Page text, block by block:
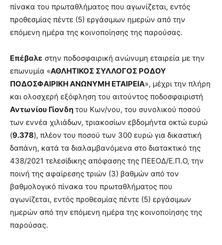
πίνακα του πρωταθλήματος που αγωνίζεται, εντός
προθεσμίας πέντε (5) εργάσιμων ημερών από την
επόμενη ημέρα της κοινοποίησης της παρούσας.
Επέβαλε στην ποδοσφαιρική ανώνυμη εταιρεία με την
επωνυμία «ΑΘΛΗΤΙΚΟΣ ΣΥΛΛΟΓΟΣ ΡΟΔΟΥ
ΠΟΔΟΣΦΑΙΡΙΚΗ ΑΝΩΝΥΜΗ ΕΤΑΙΡΕΙΑ», μέχρι την πλήρη
και ολοσχερή εξόφληση του αιτούντος ποδοσφαιριστή
Αντωνίου Γίονδη του Κων/νου, του συνολικού ποσού
των εννέα χιλιάδων, τριακοσίων εβδομήντα οκτώ ευρώ
(9.378), πλέον του ποσού των 300 ευρώ για δικαστική
δαπάνη, κατά τα διαλαμβανόμενα στο διατακτικό της
438/2021 τελεσίδικης απόφασης της ΠΕΕΟΔ/Ε.Π.Ο, την
ποινή της αφαίρεσης τριών (3) βαθμών από τον
βαθμολογικό πίνακα του πρωταθλήματος που
αγωνίζεται, εντός προθεσμίας πέντε (5) εργάσιμων
ημερών από την επόμενη ημέρα της κοινοποίησης της
παρούσας.